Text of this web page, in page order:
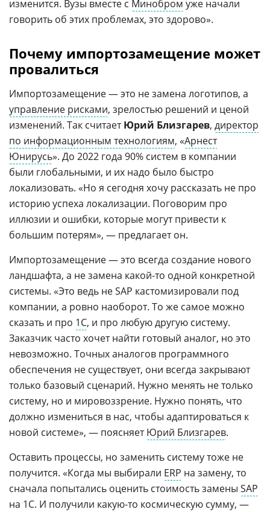
изменится. Вузы вместе с Минобром уже начали
говорить об этих проблемах, это здорово».
Почему импортозамещение может
провалиться
Импортозамещение — это не замена логотипов, а
управление рисками, зрелостью решений и ценой
изменений. Так считаетЮрий Близгарев, директор
по информационным технологиям, «Арнест
Юнирусь». До 2022 года 90% систем в компании
были глобальными, и их надо было быстро
локализовать. «Но я сегодня хочу рассказать не про
историю успеха локализации. Поговорим про
иллюзии и ошибки, которые могут привести к
большим потерям», — предлагает он.
Импортозамещение — это всегда создание нового
ландшафта, а не замена какой-то одной конкретной
системы. «Это ведь не SAP кастомизировали под
компании, а ровно наоборот. То же самое можно
сказать и про 1С, и про любую другую систему.
Заказчик часто хочет найти готовый аналог, но это
невозможно. Точных аналогов программного
обеспечения не существует, они всегда закрывают
только базовый сценарий. Нужно менять не только
систему, но и мировоззрение. Нужно понять, что
должно измениться в нас, чтобы адаптироваться к
новой системе», — поясняетЮрий Близгарев.
Оставить процессы, но заменить систему тоже не
получится. «Когда мы выбирали ERP на замену, то
сначала попытались оценить стоимость замены SAP
на 1С. И получили какую-то космическую сумму, —